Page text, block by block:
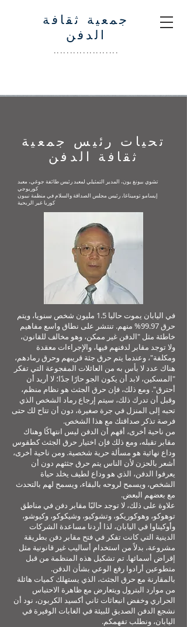
جمعية ثقافة
الدفن
....................
تحيات رئيس جمعية
ثقافة الدفن
تشوي بيونغ يون، المدير التمثيلي لمعبد رئيس طائفة جوغي، معبد
كوريوجي
إيسامو توميناغا، رئيس مجلس الصداقة والسلام في منظمة نيبون
كوريا غير الربحية
في اليابان يموت حاليا 1.5 مليون شخص سنويا، ويتم
حرق 99.97% منهم. تنتشر على نطاق واسع مفاهيم
خاطئة مثل "الدفن غير ممكن، وهو مخالف للقانون،
ولا توجد مقابر لدفنهم فيها، والإجراءات معقدة
ومكلفة"، وعندما يتم حرق جثة قريبهم وحرق رمادهم،
هناك عدد لا بأس به من العائلات المفجوعة التي تفكر
"المسكين، لابد أن يكون الجو حارًا جدًا؛ لا أريد أن
أحترق". ومع ذلك، فإن حرق الجثث هو نظام منظم،
وقبل أن تدرك ذلك، سيتم إرجاع رماد الشخص الذي
تحبه إلى المنزل في جرة صغيرة، دون أن تتاح لك حتى
فرصة تذكر صداقتك مع هذا الشخص.
من ناحية أخرى، أفهم أن الدفن ليس انتهاكًا وهناك
مقابر تقبله، ومع ذلك فإن اختيار حرق الجثث كطقوس
وداع نهائية هو مسألة حرية شخصية. ومن ناحية أخرى،
أشعر بالحزن لأن الناس يتم حرق جثثهم دون أن
يعرفوا الدفن، الذي هو وداع لطيف يخلد حياة
الشخص، ويسمح لروحه بالبقاء، ويسمح لهم بالتحدث
مع بعضهم البعض.
علاوة على ذلك، لا توجد حاليًا مقابر دفن في مناطق
توهوكو، وهوكوريكو، وتشوكيو، وشيكوكو، وكيوشو،
وأوكيناوا في اليابان، لذا أردنا مساعدة الشركات
الدينية التي كانت تفكر في فتح مقابر دفن بطريقة
مشروعة، بدلاً من استخدام أساليب غير قانونية مثل
إقراض أسمائها. تم تشكيل هذه المنظمة من قبل
متطوعين أرادوا رفع الوعي بشأن الدفن.
بالمقارنة مع حرق الجثث، الذي يستهلك كميات هائلة
من موارد البترول ويتعارض مع ظاهرة الاحتباس
الحراري وخفض انبعاثات ثاني أكسيد الكربون، نود أن
نشجع الدفن الصديق للبيئة في الغابات الوفيرة في
اليابان، ونطلب تفهمكم.